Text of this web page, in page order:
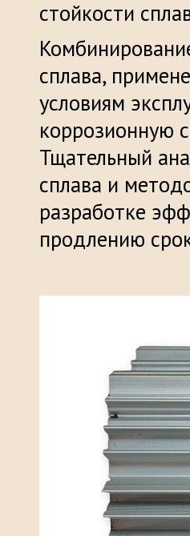
стойкости
сплава,
условиям
коррозионную
Тщательный
сплава и
разработке
продлению